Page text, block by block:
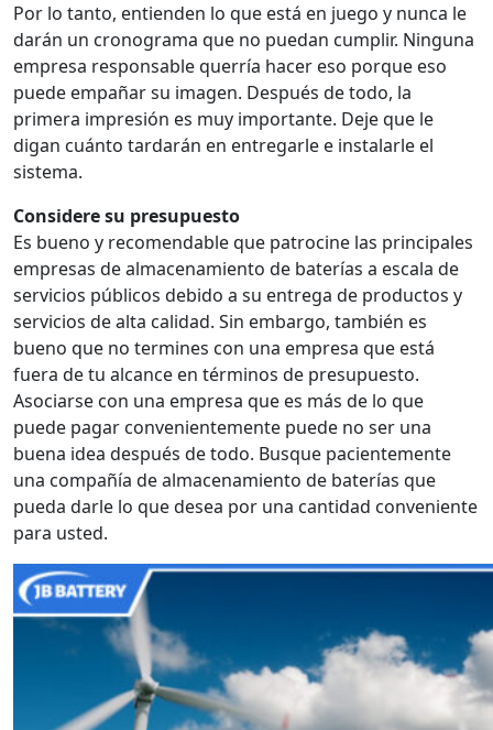
Por lo tanto, entienden lo que está en juego y nunca le
darán un cronograma que no puedan cumplir. Ninguna
empresa responsable querría hacer eso porque eso
puede empañar su imagen. Después de todo, la
primera impresión es muy importante. Deje que le
digan cuánto tardarán en entregarle e instalarle el
sistema.
Considere su presupuesto
Es bueno y recomendable que patrocine las principales
empresas de almacenamiento de baterías a escala de
servicios públicos debido a su entrega de productos y
servicios de alta calidad. Sin embargo, también es
bueno que no termines con una empresa que está
fuera de tu alcance en términos de presupuesto.
Asociarse con una empresa que es más de lo que
puede pagar convenientemente puede no ser una
buena idea después de todo. Busque pacientemente
una compañía de almacenamiento de baterías que
pueda darle lo que desea por una cantidad conveniente
para usted.